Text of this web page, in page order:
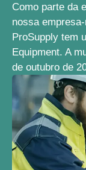
Como parte da
nossa
ProSupply tem
Equipment. A
de outubro de